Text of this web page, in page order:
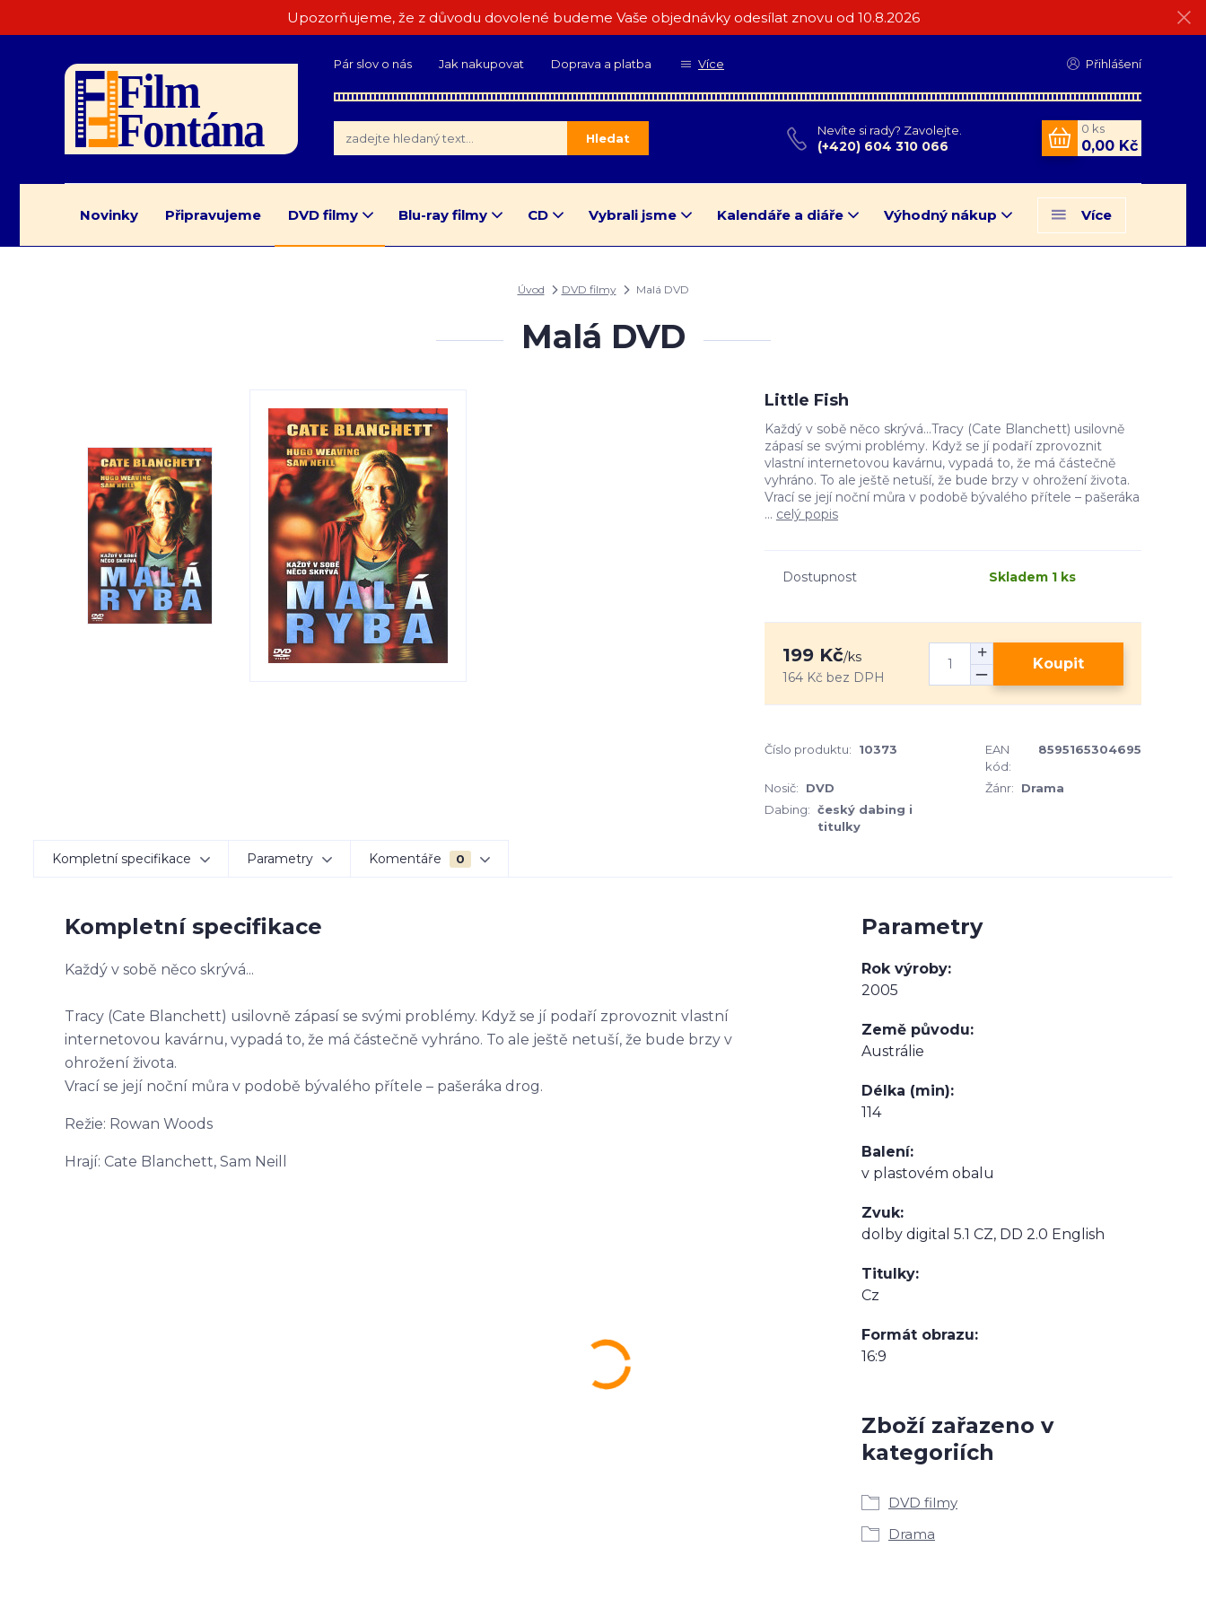
Upozorňujeme, že z důvodu dovolené budeme Vaše objednávky odesílat znovu od 10.8.2026
Pár slov o nás Jak nakupovat Doprava a platba Více Přihlášení
Hledat
Nevíte si rady? Zavolejte.
(+420) 604 310 066
0 ks
0,00 Kč
Novinky Připravujeme DVD filmy Blu-ray filmy CD Vybrali jsme Kalendáře a diáře Výhodný nákup Více
Úvod DVD filmy Malá DVD
Malá DVD
Little Fish
Každý v sobě něco skrývá...Tracy (Cate Blanchett) usilovně
zápasí se svými problémy. Když se jí podaří zprovoznit
vlastní internetovou kavárnu, vypadá to, že má částečně
vyhráno. To ale ještě netuší, že bude brzy v ohrožení života.
Vrací se její noční můra v podobě bývalého přítele – pašeráka
... celý popis
Dostupnost Skladem 1 ks
199 Kč/ks
164 Kč bez DPH
Koupit
Číslo produktu: 10373
EAN
kód:
8595165304695
Nosič: DVD Žánr:
Drama
Dabing: český dabing i
titulky
Kompletní specifikace Parametry Komentáře 0
Kompletní specifikace
Každý v sobě něco skrývá...
Tracy (Cate Blanchett) usilovně zápasí se svými problémy. Když se jí podaří zprovoznit vlastní
internetovou kavárnu, vypadá to, že má částečně vyhráno. To ale ještě netuší, že bude brzy v
ohrožení života.
Vrací se její noční můra v podobě bývalého přítele – pašeráka drog.
Režie: Rowan Woods
Hrají: Cate Blanchett, Sam Neill
Parametry
Rok výroby
2005
Země původu
Austrálie
Délka (min)
114
Balení
v plastovém obalu
Zvuk
dolby digital 5.1 CZ, DD 2.0 English
Titulky
Cz
Formát obrazu
16:9
Zboží zařazeno v
kategoriích
DVD filmy
Drama